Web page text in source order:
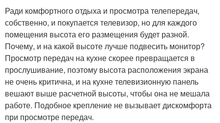
Ради комфортного отдыха и просмотра телепередач,
собственно, и покупается телевизор, но для каждого
помещения высота его размещения будет разной.
Почему, и на какой высоте лучше подвесить монитор?
Просмотр передач на кухне скорее превращается в
прослушивание, поэтому высота расположения экрана
не очень критична, и на кухне телевизионную панель
вешают выше расчетной высоты, чтобы она не мешала
работе. Подобное крепление не вызывает дискомфорта
при просмотре передач.